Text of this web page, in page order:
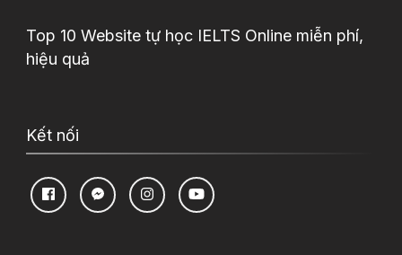
Top 10 Website tự học IELTS Online miễn phí,
hiệu quả
Kết nối